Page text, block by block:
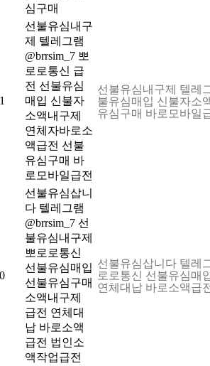
심구매
선불유심내구
제 텔레그램
@brrsim_7 뽀
로로통신 급
전 선불유심
매입 신불자
소액내구제
연체자바로소
액급전 선불
유심구매 바
로모바일급전
선불유심내구제 텔레
불유심매입 신불자소
유심구매 바로모바일
선불유심삽니
다 텔레그램
@brrsim_7 선
불유심내구제
뽀로로통신
선불유심매입
선불유심구매
소액내구제
급전 연체대
납 바로소액
급전 법인소
액작업급전
선불유심삽니다 텔레
로로통신 선불유심매
연체대납 바로소액급